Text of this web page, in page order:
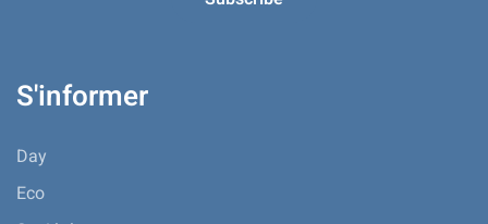
S'informer
Day
Eco